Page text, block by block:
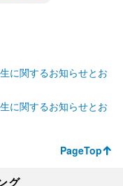
に関するお知らせとお
に関するお知らせとお
PageTop
グ